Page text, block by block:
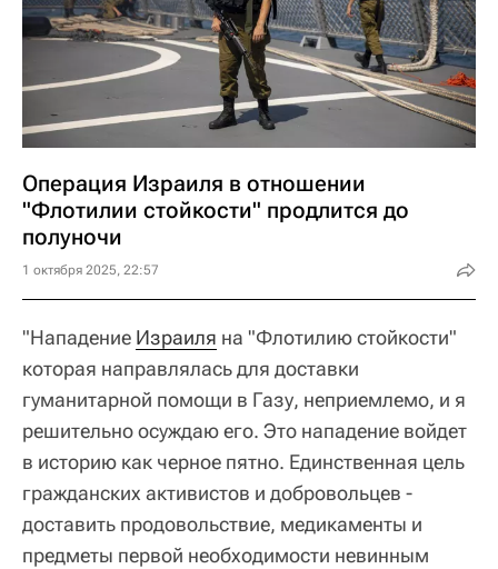
Операция Израиля в отношении
"Флотилии стойкости" продлится до
полуночи
1 октября 2025, 22:57
"Нападение Израиля на "Флотилию стойкости"
которая направлялась для доставки
гуманитарной помощи в Газу, неприемлемо, и я
решительно осуждаю его. Это нападение войдет
в историю как черное пятно. Единственная цель
гражданских активистов и добровольцев -
доставить продовольствие, медикаменты и
предметы первой необходимости невинным